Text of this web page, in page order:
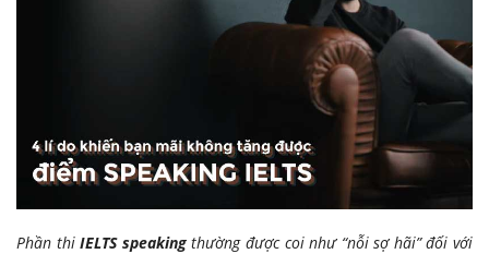
Phần thiIELTS speakingthường được coi như “nỗi sợ hãi” đối với